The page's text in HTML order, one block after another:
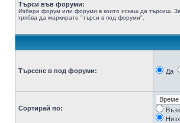
Търси във форуми:
Избери форум или форуми в които искаш да търсиш.
трябва да маркирате "търси в под форуми".
Търсене в под форуми: Да
Сортирай по: